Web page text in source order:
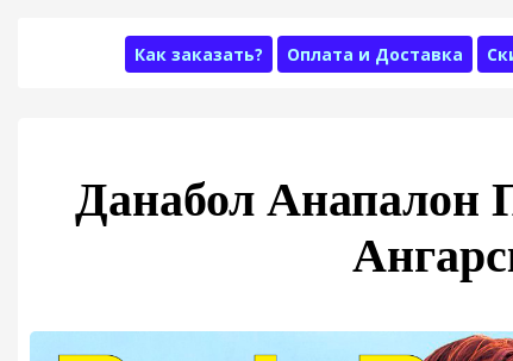
Как заказать? Оплата и Доставка
Данабол Анапалон